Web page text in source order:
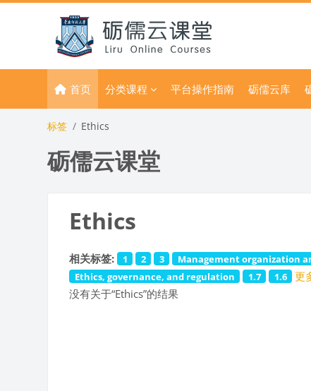
首页 分类课程 平台操作指南 砺儒云库
标签 Ethics
砺儒云课堂
Ethics
相关标签: 1 2 3 Management organization
Ethics, governance, and regulation
1.7 1.6
更
没有关于“Ethics”的结果